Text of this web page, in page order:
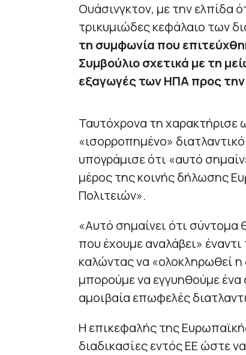
Ουάσινγκτον, με την ελπίδα
τρικυμιώδες κεφάλαιο των
τη συμφωνία που
Συμβούλιο σχετικά με τη
εξαγωγές των ΗΠΑ προς
Ταυτόχρονα τη χαρακτήρισε
«ισορροπημένο»
υπογράμισε ότι «αυτό
μέρος της κοινής δήλωσης
Πολιτειών».
«Αυτό σημαίνει ότι
που έχουμε αναλάβει»
καλώντας να «ολοκληρωθεί
μπορούμε να εγγυηθούμε
αμοιβαία επωφελές
Η επικεφαλής της
διαδικασίες εντός ΕΕ ώστε